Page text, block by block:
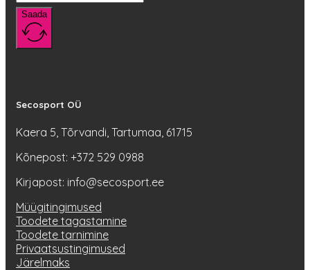
Saada
Secosport OÜ
Kaera 5, Tõrvandi, Tartumaa, 61715
Kõnepost: +372 529 0988
Kirjapost: info@secosport.ee
Müügitingimused
Toodete tagastamine
Toodete tarnimine
Privaatsustingimused
Järelmaks